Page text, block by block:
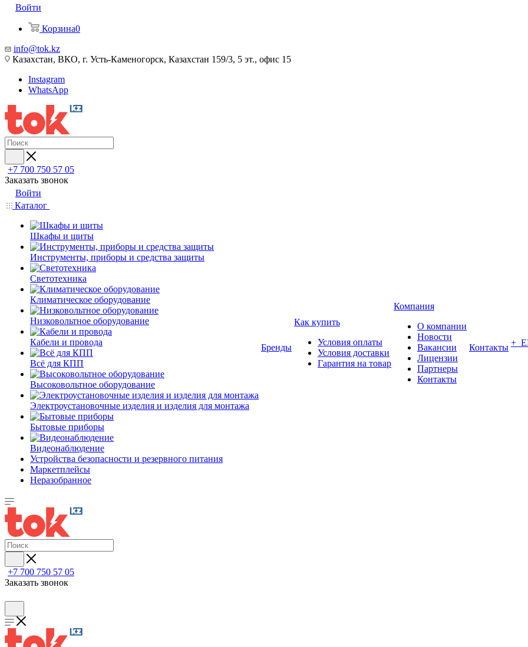
Войти
Корзина0
info@tok.kz
Казахстан, ВКО, г. Усть-Каменогорск, Казахстан 159/3, 5 эт., офис 15
Instagram
WhatsApp
+7 700 750 57 05
Заказать звонок
Войти
Каталог
Шкафы и щиты
Инструменты, приборы и средства защиты
Светотехника
Климатическое оборудование
Низковольтное оборудование
Кабели и провода
Всё для КПП
Высоковольтное оборудование
Электроустановочные изделия и изделия для монтажа
Бытовые приборы
Видеонаблюдение
Устройства безопасности и резервного питания
Маркетплейсы
Неразобранное
Бренды
Как купить
Условия оплаты
Условия доставки
Гарантия на товар
Компания
О компании
Новости
Вакансии
Лицензии
Партнеры
Контакты
Контакты +
+7 700 750 57 05
Заказать звонок